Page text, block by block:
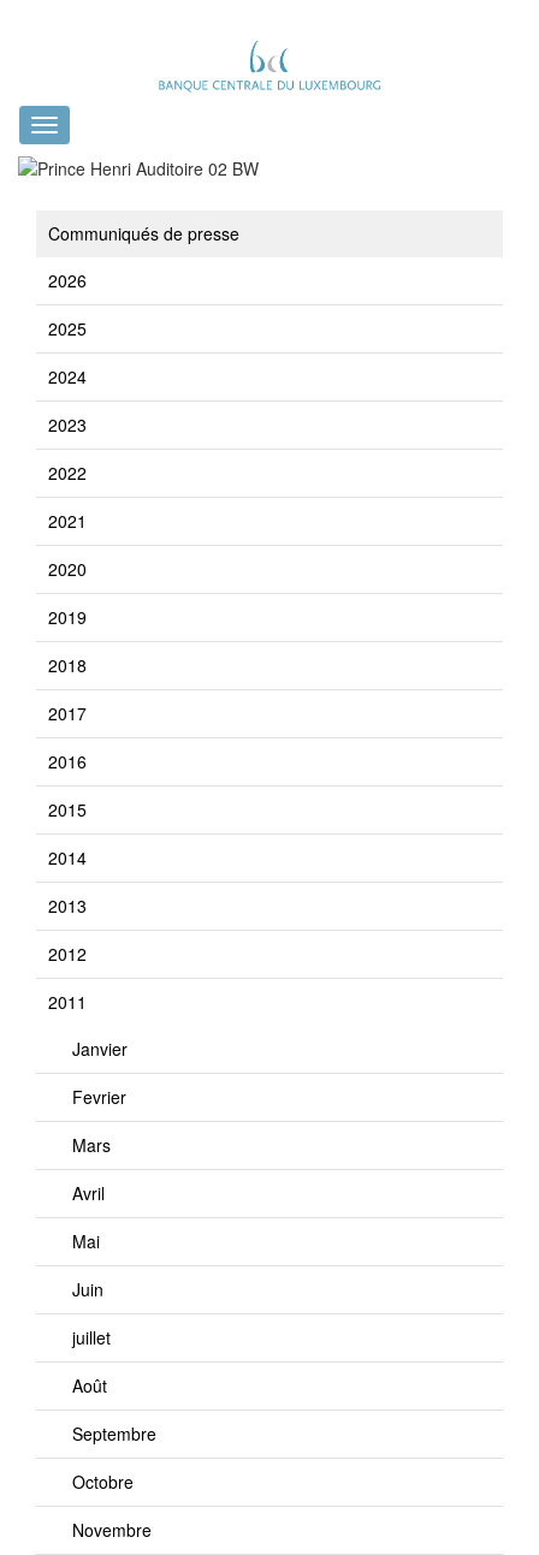
Toggle
navigation
Communiqués de presse
2026
2025
2024
2023
2022
2021
2020
2019
2018
2017
2016
2015
2014
2013
2012
2011
Janvier
Fevrier
Mars
Avril
Mai
Juin
juillet
Août
Septembre
Octobre
Novembre